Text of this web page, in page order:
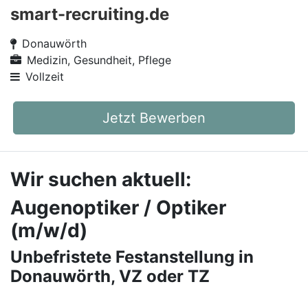
smart-recruiting.de
Donauwörth
Medizin, Gesundheit, Pflege
Vollzeit
Jetzt Bewerben
Wir suchen aktuell:
Augenoptiker / Optiker
(m/w/d)
Unbefristete Festanstellung in
Donauwörth, VZ oder TZ